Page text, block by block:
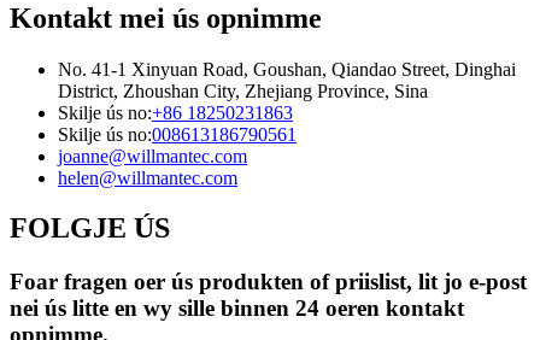
Kontakt mei ús opnimme
No. 41-1 Xinyuan Road, Goushan, Qiandao Street, Dinghai
District, Zhoushan City, Zhejiang Province, Sina
Skilje ús no:+86 18250231863
Skilje ús no:008613186790561
joanne@willmantec.com
helen@willmantec.com
FOLGJE ÚS
Foar fragen oer ús produkten of priislist, lit jo e-post
nei ús litte en wy sille binnen 24 oeren kontakt